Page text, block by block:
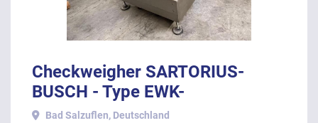
Checkweigher SARTORIUS-
BUSCH - Type EWK-
3010/WS1kg-WZGP, 2009.
Bad Salzuflen, Deutschland